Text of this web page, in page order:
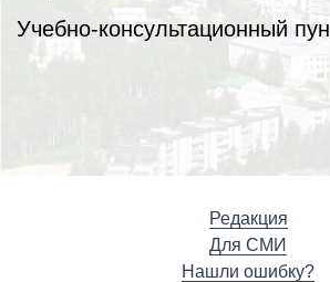
Учебно-консультационный
Редакция
Для СМИ
Нашли ошибку?